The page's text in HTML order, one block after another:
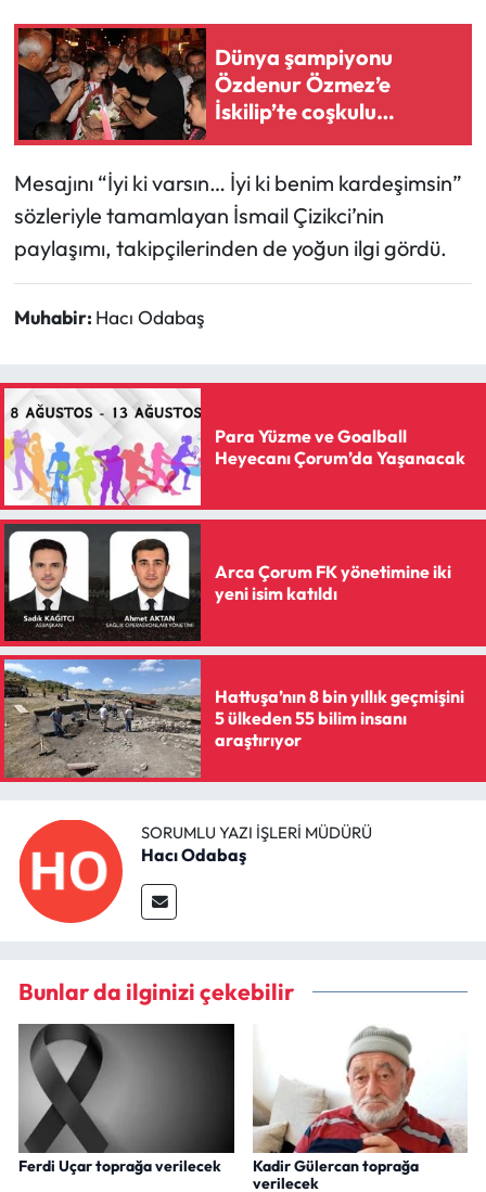
Dünya şampiyonu
Özdenur Özmez’e
İskilip’te coşkulu
karşılama
Mesajını “İyi ki varsın… İyi ki benim kardeşimsin”
sözleriyle tamamlayan İsmail Çizikci’nin
paylaşımı, takipçilerinden de yoğun ilgi gördü.
Muhabir: Hacı Odabaş
Para Yüzme ve Goalball
Heyecanı Çorum’da Yaşanacak
Arca Çorum FK yönetimine iki
yeni isim katıldı
Hattuşa’nın 8 bin yıllık geçmişini
5 ülkeden 55 bilim insanı
araştırıyor
SORUMLU YAZI İŞLERI MÜDÜRÜ
Hacı Odabaş
Bunlar da ilginizi çekebilir
Ferdi Uçar toprağa verilecek
Kadir Gülercan toprağa
verilecek
Resmi İlan
Resmi Reklam
Sağlık
Siyaset
Spor
Turizm
Uğurludağ Haberleri
Yaşam
Yayla Haber
Yemek Tarifleri
Yerel Haberler